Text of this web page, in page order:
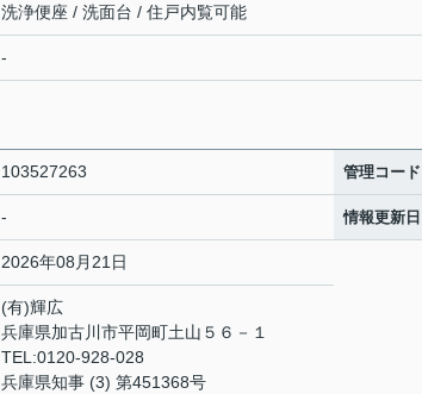
洗浄便座 / 洗面台 / 住戸内覧可能
-
103527263 管理コード
- 情報更新日
2026年08月21日
(有)輝広
兵庫県加古川市平岡町土山５６－１
TEL:0120-928-028
兵庫県知事 (3) 第451368号